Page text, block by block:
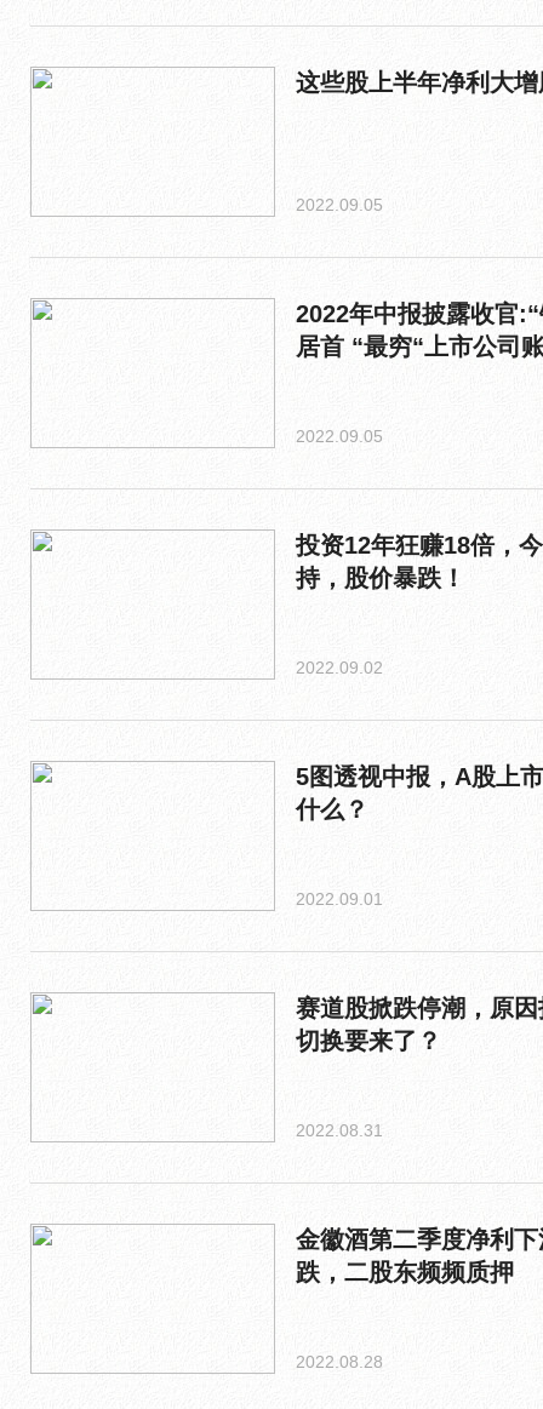
这些股上半年净利大
2022.09.05
2022年中报披露收官
居首 “最穷“上市公司
2022.09.05
投资12年狂赚18倍，
持，股价暴跌！
2022.09.02
5图透视中报，A股上
什么？
2022.09.01
赛道股掀跌停潮，原
切换要来了？
2022.08.31
金徽酒第二季度净利
跌，二股东频频质押
2022.08.28